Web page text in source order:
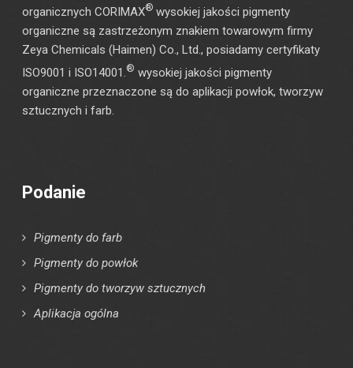
organicznych CORIMAX®wysokiej jakości pigmenty
organiczne są zastrzeżonym znakiem towarowym firmy
Zeya Chemicals (Haimen) Co., Ltd., posiadamy certyfikaty
ISO9001 i ISO14001.® wysokiej jakości pigmenty
organiczne przeznaczone są do aplikacji powłok, tworzyw
sztucznych i farb.
Podanie
Pigmenty do farb
Pigmenty do powłok
Pigmenty do tworzyw sztucznych
Aplikacja ogólna